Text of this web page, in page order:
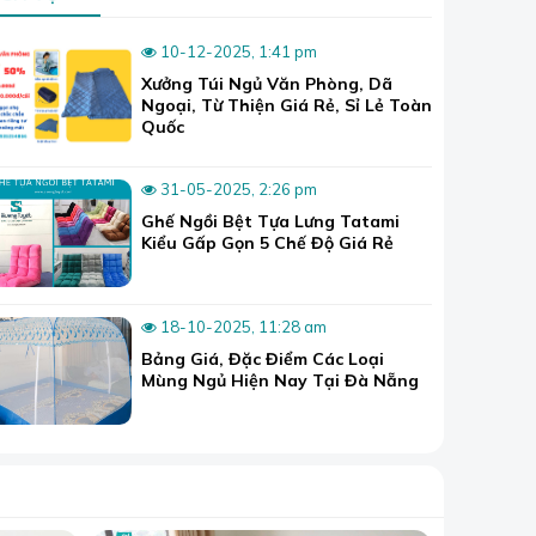
thêm
tình
định. Từ
điềm tĩnh
hình cho
10-12-2025, 1:41 pm
Xưởng Túi Ngủ Văn Phòng, Dã
Ngoại, Từ Thiện Giá Rẻ, Sỉ Lẻ Toàn
Quốc
31-05-2025, 2:26 pm
Ghế Ngồi Bệt Tựa Lưng Tatami
Kiểu Gấp Gọn 5 Chế Độ Giá Rẻ
18-10-2025, 11:28 am
Bảng Giá, Đặc Điểm Các Loại
Mùng Ngủ Hiện Nay Tại Đà Nẵng